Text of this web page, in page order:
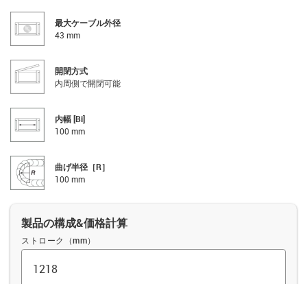
最大ケーブル外径
43 mm
開閉方式
内周側で開閉可能
内幅 [Bi]
100 mm
曲げ半径［R］
100 mm
製品の構成&価格計算
ストローク（mm）